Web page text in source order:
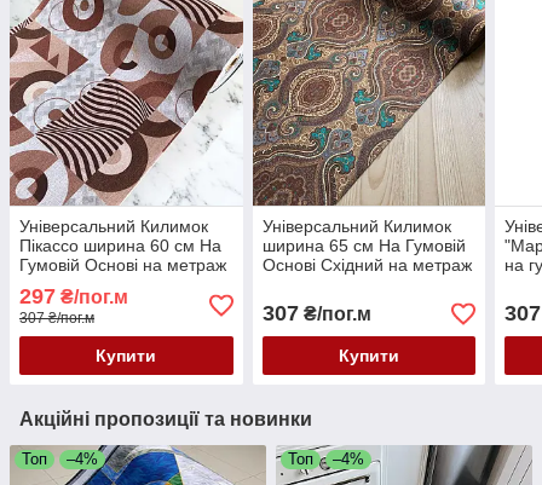
Універсальний Килимок
Пікассо ширина 60 см На
Гумовій Основі на метраж
для Кухні, Коридору та
інших приміщень
297 ₴/пог.м
307 ₴/пог.м
Купити
Універсальний Килимок
ширина 65 см На Гумовій
Основі Східний на метраж
інших приміщень
307₴/пог.м
Купити
на
307
Акційні пропозиції та новинки
Топ –4% Топ –4%